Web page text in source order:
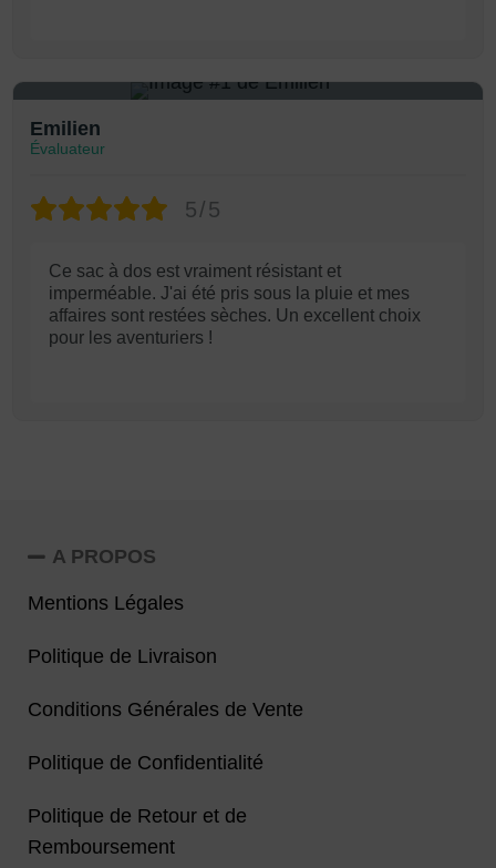
Emilien
Évaluateur
5/5
Ce sac à dos est vraiment résistant et
imperméable. J'ai été pris sous la pluie et mes
affaires sont restées sèches. Un excellent choix
pour les aventuriers !
A PROPOS
Mentions Légales
Politique de Livraison
Conditions Générales de Vente
Politique de Confidentialité
Politique de Retour et de
Remboursement